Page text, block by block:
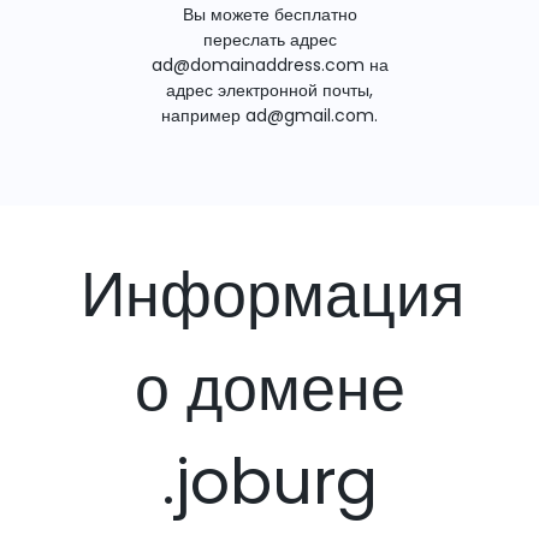
Вы можете бесплатно
переслать адрес
ad@domainaddress.com на
адрес электронной почты,
например ad@gmail.com.
Информация
о домене
.joburg